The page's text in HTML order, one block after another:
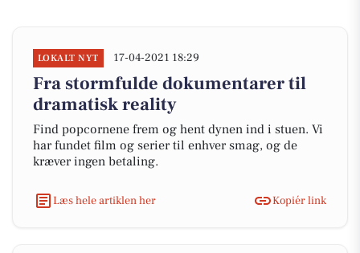
LOKALT NYT 17-04-2021 18:29
Fra stormfulde dokumentarer til
dramatisk reality
Find popcornene frem og hent dynen ind i stuen. Vi
har fundet film og serier til enhver smag, og de
kræver ingen betaling.
Læs hele artiklen her Kopiér link